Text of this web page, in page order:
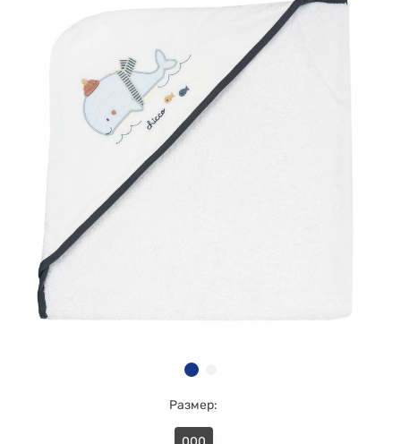
Размер: